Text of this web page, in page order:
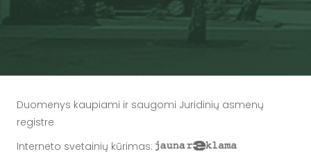
Duomenys kaupiami ir saugomi Juridinių asmenų
registre
Interneto svetainių kūrimas: